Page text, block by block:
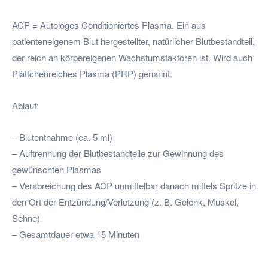
ACP = Autologes Conditioniertes Plasma. Ein aus
patienteneigenem Blut hergestellter, natürlicher Blutbestandteil,
der reich an körpereigenen Wachstumsfaktoren ist. Wird auch
Plättchenreiches Plasma (PRP) genannt.
Ablauf:
– Blutentnahme (ca. 5 ml)
– Auftrennung der Blutbestandteile zur Gewinnung des
gewünschten Plasmas
– Verabreichung des ACP unmittelbar danach mittels Spritze in
den Ort der Entzündung/Verletzung (z. B. Gelenk, Muskel,
Sehne)
– Gesamtdauer etwa 15 Minuten